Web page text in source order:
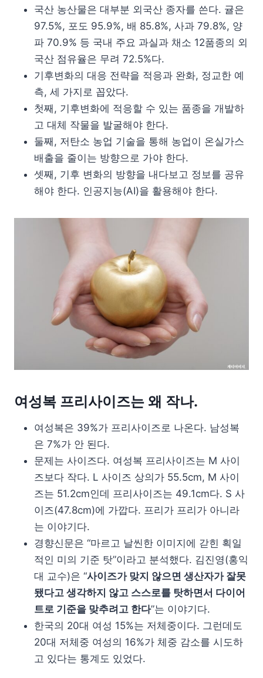
국산 농산물은 대부분 외국산 종자를 쓴다. 귤은
97.5%, 포도 95.9%, 배 85.8%, 사과 79.8%, 양
파 70.9% 등 국내 주요 과실과 채소 12품종의 외
국산 점유율은 무려 72.5%다.
기후변화의 대응 전략을 적응과 완화, 정교한 예
측, 세 가지로 꼽았다.
첫째, 기후변화에 적응할 수 있는 품종을 개발하
고 대체 작물을 발굴해야 한다.
둘째, 저탄소 농업 기술을 통해 농업이 온실가스
배출을 줄이는 방향으로 가야 한다.
셋째, 기후 변화의 방향을 내다보고 정보를 공유
해야 한다. 인공지능(AI)을 활용해야 한다.
여성복 프리사이즈는 왜 작나.
여성복은 39%가 프리사이즈로 나온다. 남성복
은 7%가 안 된다.
문제는 사이즈다. 여성복 프리사이즈는 M 사이
즈보다 작다. L 사이즈 상의가 55.5cm, M 사이
즈는 51.2cm인데 프리사이즈는 49.1cm다. S 사
이즈(47.8cm)에 가깝다. 프리가 프리가 아니라
는 이야기다.
경향신문은 “마르고 날씬한 이미지에 갇힌 획일
적인 미의 기준 탓”이라고 분석했다. 김진영(홍익
대 교수)은 “사이즈가 맞지 않으면 생산자가 잘못
됐다고 생각하지 않고 스스로를 탓하면서 다이어
트로 기준을 맞추려고 한다”는 이야기다.
한국의 20대 여성 15%는 저체중이다. 그런데도
20대 저체중 여성의 16%가 체중 감소를 시도하
고 있다는 통계도 있었다.